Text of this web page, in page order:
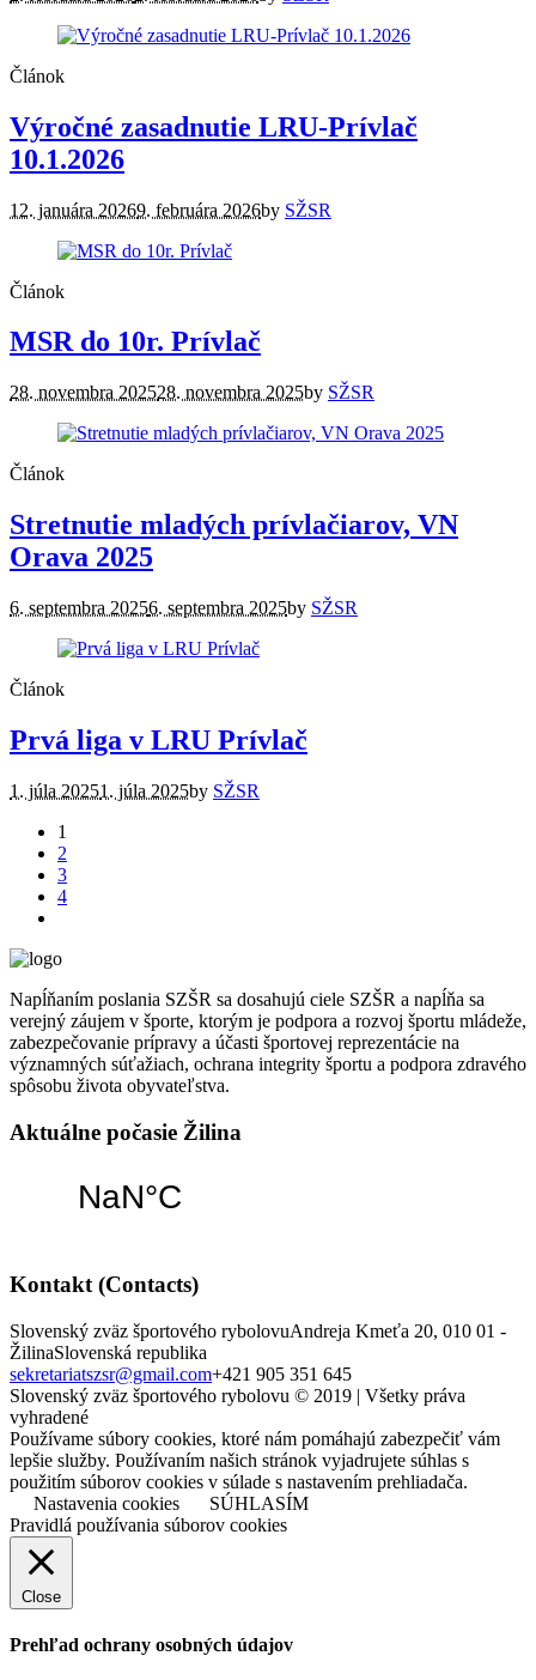
Článok
Výročné zasadnutie LRU-Prívlač
10.1.2026
12. januára 20269. februára 2026by SŽSR
Článok
MSR do 10r. Prívlač
28. novembra 202528. novembra 2025by SŽSR
Článok
Stretnutie mladých prívlačiarov, VN
Orava 2025
6. septembra 20256. septembra 2025by SŽSR
Článok
Prvá liga v LRU Prívlač
1. júla 20251. júla 2025by SŽSR
1
2
3
4
Napĺňaním poslania SZŠR sa dosahujú ciele SZŠR a napĺňa sa
verejný záujem v športe, ktorým je podpora a rozvoj športu mládeže,
zabezpečovanie prípravy a účasti športovej reprezentácie na
významných súťažiach, ochrana integrity športu a podpora zdravého
spôsobu života obyvateľstva.
Aktuálne počasie Žilina
Kontakt (Contacts)
Slovenský zväz športového rybolovuAndreja Kmeťa 20, 010 01 -
ŽilinaSlovenská republika
sekretariatszsr@gmail.com+421 905 351 645
Slovenský zväz športového rybolovu © 2019 | Všetky práva
vyhradené
Používame súbory cookies, ktoré nám pomáhajú zabezpečiť vám
lepšie služby. Používaním našich stránok vyjadrujete súhlas s
použitím súborov cookies v súlade s nastavením prehliadača.
Nastavenia cookies
SÚHLASÍM
Pravidlá používania súborov cookies
Close
Prehľad ochrany osobných údajov